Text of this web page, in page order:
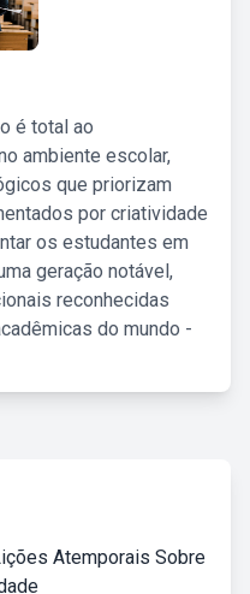
é total ao
ambiente escolar,
que priorizam
por criatividade
os estudantes em
geração notável,
reconhecidas
do mundo -
Atemporais Sobre